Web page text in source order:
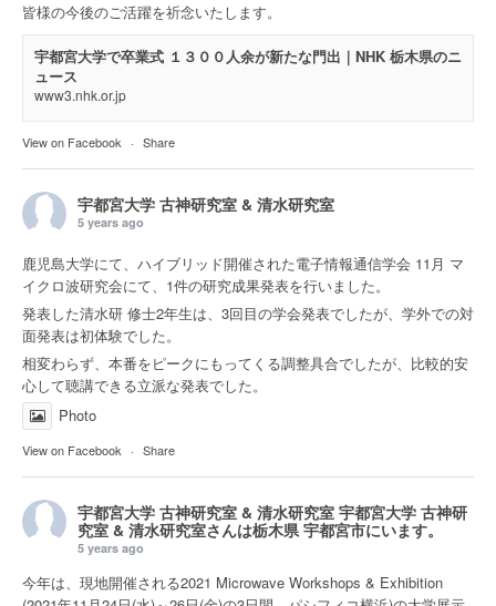
皆様の今後のご活躍を祈念いたします。
宇都宮大学で卒業式 １３００人余が新たな門出｜NHK 栃木県のニ
ュース
www3.nhk.or.jp
View on Facebook · Share
宇都宮大学 古神研究室 & 清水研究室
5 years ago
鹿児島大学にて、ハイブリッド開催された電子情報通信学会 11月 マ
イクロ波研究会にて、1件の研究成果発表を行いました。
発表した清水研 修士2年生は、3回目の学会発表でしたが、学外での対
面発表は初体験でした。
相変わらず、本番をピークにもってくる調整具合でしたが、比較的安
心して聴講できる立派な発表でした。
Photo
View on Facebook · Share
宇都宮大学 古神研究室 & 清水研究室 宇都宮大学 古神研
究室 & 清水研究室さんは栃木県 宇都宮市にいます。
5 years ago
今年は、現地開催される2021 Microwave Workshops & Exhibition